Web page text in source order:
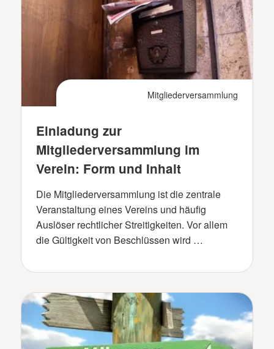
Mitgliederversammlung
Einladung zur
Mitgliederversammlung im
Verein: Form und Inhalt
Die Mitgliederversammlung ist die zentrale
Veranstaltung eines Vereins und häufig
Auslöser rechtlicher Streitigkeiten. Vor allem
die Gültigkeit von Beschlüssen wird …